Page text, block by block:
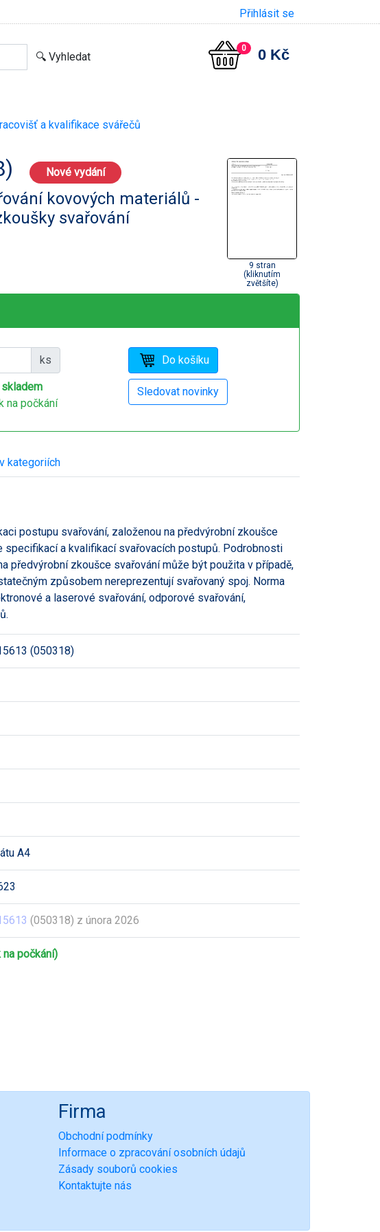
Přihlásit se
0 0 Kč
a kvalifikace svářečů
Nové vydání
kovových materiálů -
svařování
9 stran
(kliknutím
zvětšíte)
ks
skladem
na počkání
kategoriích
postupu svařování, založenou na předvýrobní zkoušce
specifikací a kvalifikací svařovacích postupů. Podrobnosti
předvýrobní zkoušce svařování může být použita v případě,
způsobem nereprezentují svařovaný spoj. Norma
a laserové svařování, odporové svařování,
(050318)
A4
(050318) z února 2026
počkání)
Firma
Obchodní podmínky
Informace o zpracování osobních údajů
Zásady souborů cookies
Kontaktujte nás